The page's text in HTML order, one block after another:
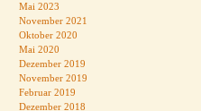
Mai 2023
November 2021
Oktober 2020
Mai 2020
Dezember 2019
November 2019
Februar 2019
Dezember 2018